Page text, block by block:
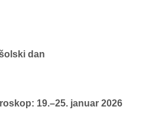
dan
19.–25. januar 2026